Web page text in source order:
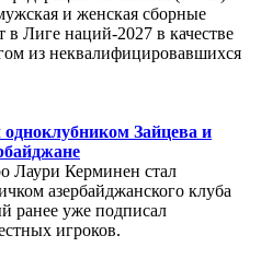
и женская сборные
в Лиге наций-2027 в качестве
из неквалифицировавшихся
Зайцева и
Лаури Керминен стал
азербайджанского клуба
ранее уже подписал
игроков.